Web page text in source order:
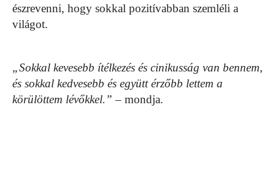
észrevenni, hogy sokkal pozitívabban szemléli a
világot.
„Sokkal kevesebb ítélkezés és cinikusság van bennem,
és sokkal kedvesebb és együtt érzőbb lettem a
körülöttem lévőkkel.” – mondja.